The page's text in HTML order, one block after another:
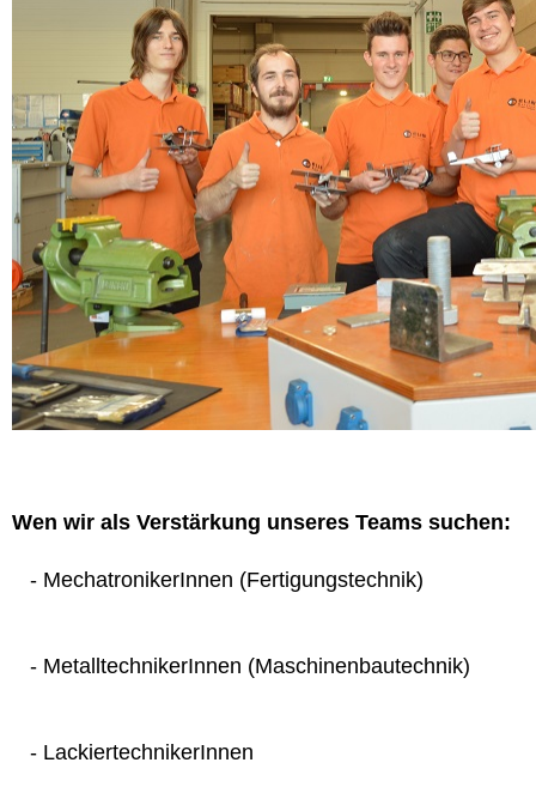
Wen wir als Verstärkung unseres Teams suchen:
- MechatronikerInnen (Fertigungstechnik)
- MetalltechnikerInnen (Maschinenbautechnik)
- LackiertechnikerInnen